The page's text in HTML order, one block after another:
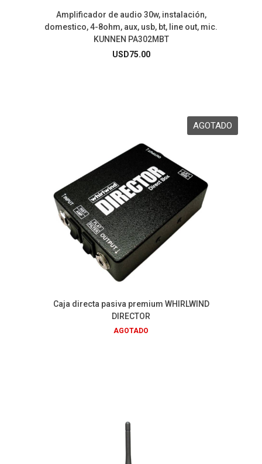
Amplificador de audio 30w, instalación,
domestico, 4-8ohm, aux, usb, bt, line out, mic.
KUNNEN PA302MBT
USD75.00
Caja directa pasiva premium WHIRLWIND
DIRECTOR
AGOTADO